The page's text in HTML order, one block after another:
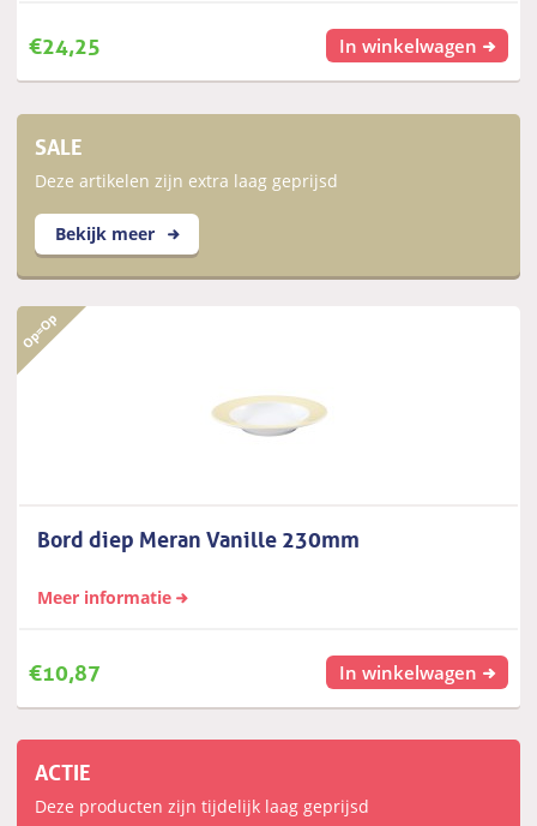
€24,25 In winkelwagen
SALE
Deze artikelen zijn extra laag geprijsd
Bekijk meer
Bord diep Meran Vanille 230mm
Meer informatie
€10,87 In winkelwagen
ACTIE
Deze producten zijn tijdelijk laag geprijsd